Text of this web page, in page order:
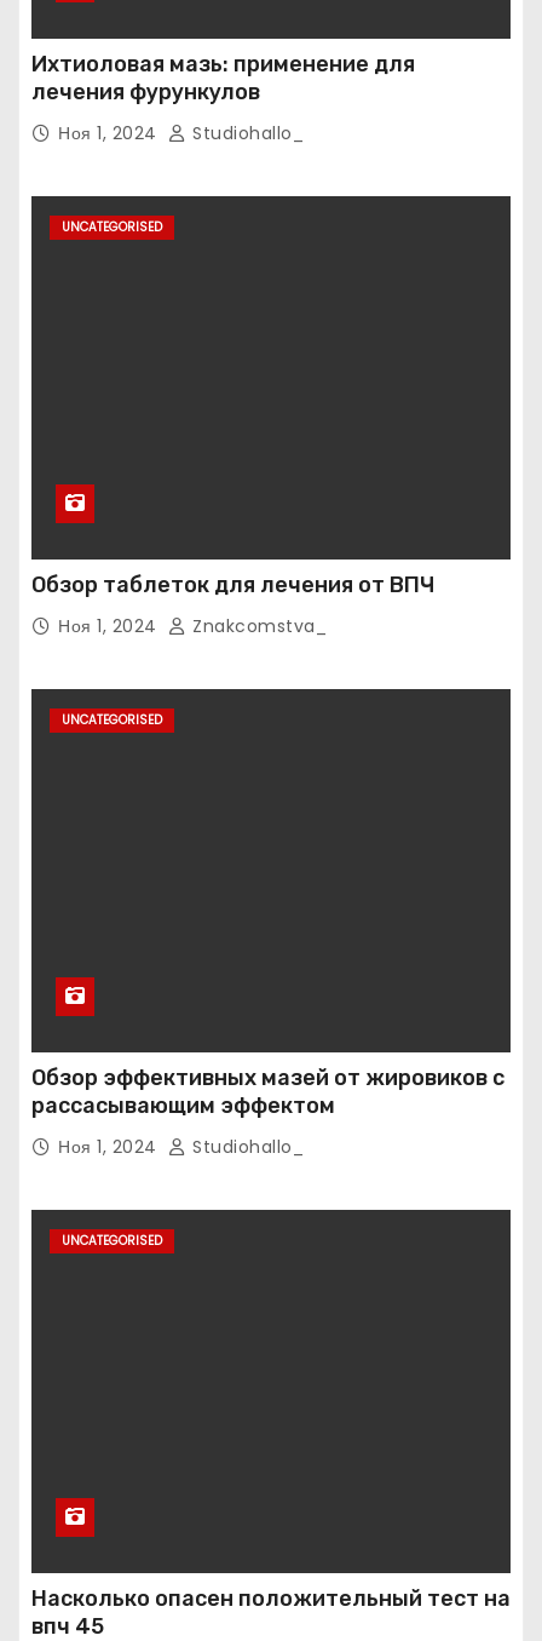
Ихтиоловая мазь: применение для
лечения фурункулов
Ноя 1, 2024 Studiohallo_
UNCATEGORISED
Обзор таблеток для лечения от ВПЧ
Ноя 1, 2024 Znakcomstva_
UNCATEGORISED
Обзор эффективных мазей от жировиков с
рассасывающим эффектом
Ноя 1, 2024 Studiohallo_
UNCATEGORISED
Насколько опасен положительный тест на
впч 45